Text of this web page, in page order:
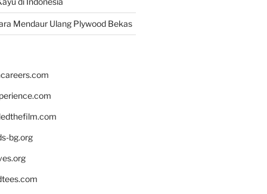
Mendaur Ulang Plywood Bekas
bg.org